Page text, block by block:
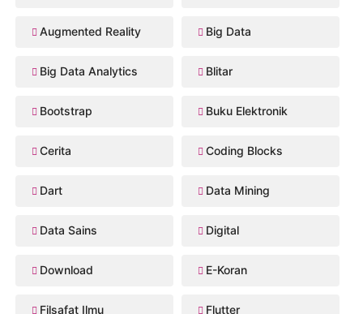
Augmented Reality Big Data
Big Data Analytics Blitar
Bootstrap Buku Elektronik
Cerita Coding Blocks
Dart Data Mining
Data Sains Digital
Download E-Koran
Filsafat Ilmu Flutter